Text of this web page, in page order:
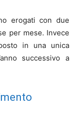
erogati con due
per mese. Invece
in una unica
successivo a